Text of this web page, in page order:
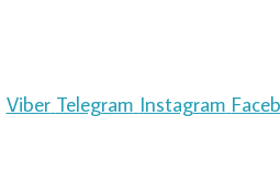
Viber Telegram Instagram